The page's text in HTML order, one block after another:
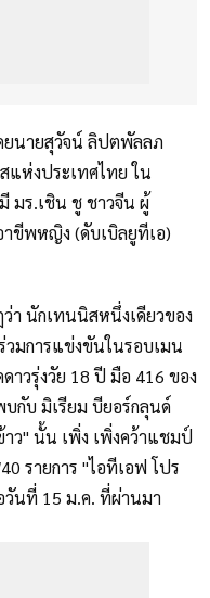
ยนายสุวัจน์ ลิปตพัลลภ
ห่งประเทศไทย ใน
มร.เชิน ชู ชาวจีน ผู้
ขีพหญิง (ดับเบิลยูทีเอ)
า นักเทนนิสหนึ่งเดียวของ
วมการแข่งขันในรอบเมน
าวรุ่งวัย 18 ปี มือ 416 ของ
กับ มิเรียม บียอร์กลุนด์
าว" นั้น เพิ่ง เพิ่งคว้าแชมป์
รายการ "ไอทีเอฟ โปร
วันที่ 15 ม.ค. ที่ผ่านมา